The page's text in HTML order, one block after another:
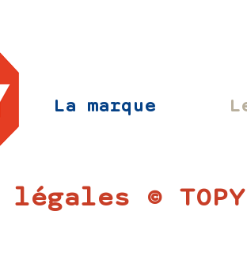
La marque
légales © TOPY